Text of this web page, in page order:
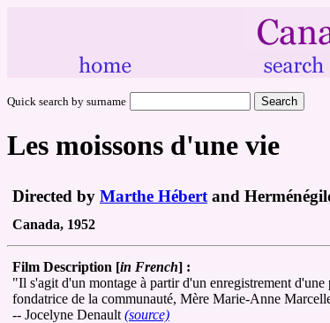
Quick search by surname
Les moissons d'une vie
Directed by Marthe Hébert and
Canada, 1952
Film Description [in French] :
"Il s'agit d'un montage à partir d'un enregistrement d'une
fondatrice de la communauté, Mère Marie-Anne
-- Jocelyne Denault (source)